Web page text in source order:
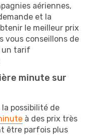
aériennes,
et la
le meilleur prix
vous conseillons de
un tarif
minute sur
possibilité de
à des prix très
être parfois plus